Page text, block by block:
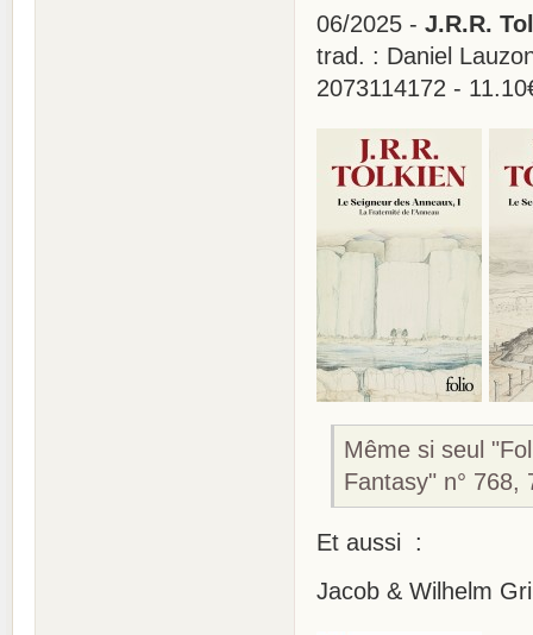
06/2025 - J.R.R.
trad. : Daniel
2073114172 -
Même si seul
Fantasy" n° 768,
Et aussi :
Jacob & Wilhelm